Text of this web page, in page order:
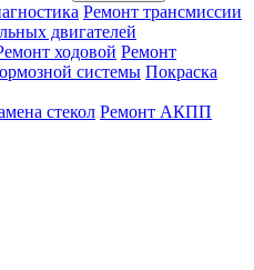
Ремонт трансмиссии
двигателей
ходовой Ремонт
системы Покраска
стекол Ремонт АКПП